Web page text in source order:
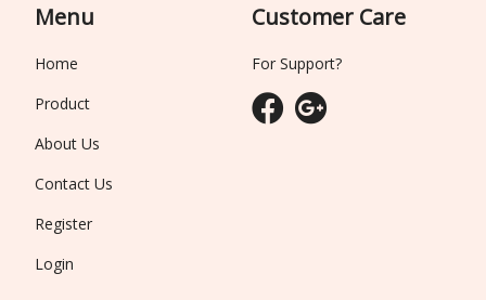
Menu
Home
Product
About Us
Contact Us
Register
Login
Customer Care
For Support?